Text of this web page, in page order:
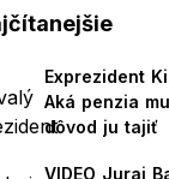
Exprezident
Aká penzia
dôvod ju tajiť
VIDEO Juraj